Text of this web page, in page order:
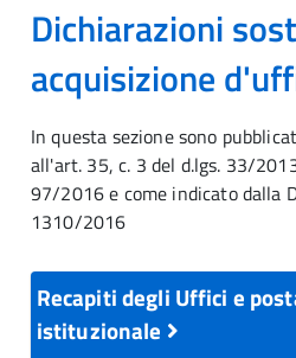
Dichiarazioni
acquisizione
In questa sezione sono
all'art. 35, c. 3 del d.lgs. 33/
97/2016 e come indicato dalla
1310/2016
Recapiti degli Uffici e
istituzionale